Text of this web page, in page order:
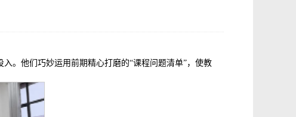
。他们巧妙运用前期精心打磨的“课程问题清单”，使教